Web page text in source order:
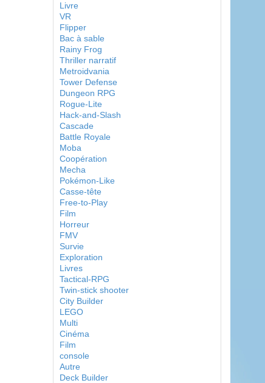
Livre
VR
Flipper
Bac à sable
Rainy Frog
Thriller narratif
Metroidvania
Tower Defense
Dungeon RPG
Rogue-Lite
Hack-and-Slash
Cascade
Battle Royale
Moba
Coopération
Mecha
Pokémon-Like
Casse-tête
Free-to-Play
Film
Horreur
FMV
Survie
Exploration
Livres
Tactical-RPG
Twin-stick shooter
City Builder
LEGO
Multi
Cinéma
Film
console
Autre
Deck Builder